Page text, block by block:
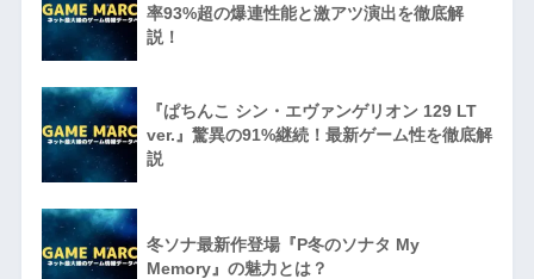
率93%超の爆連性能と激アツ演出を徹底解
説！
『ぱちんこ シン・エヴァンゲリオン 129 LT
ver.』驚異の91%継続！最新ゲーム性を徹底解
説
冬ソナ最新作登場『P冬のソナタ My
Memory』の魅力とは？